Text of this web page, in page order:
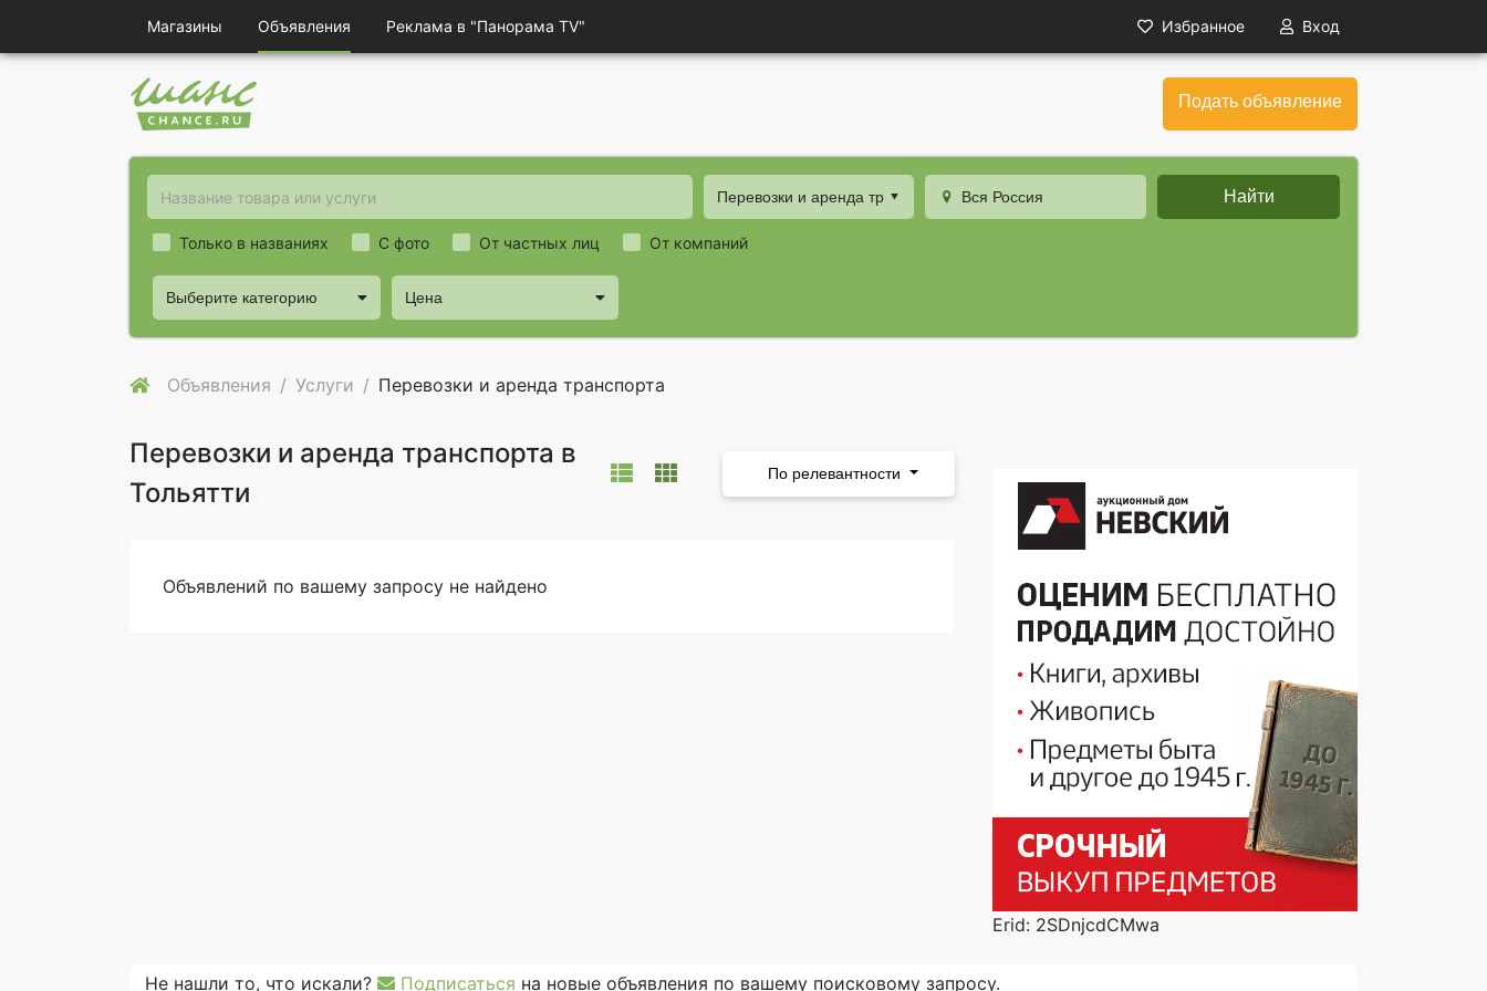
Магазины Объявления Реклама в "Панорама TV" Избранное Вход
Подать объявление
Перевозки и аренда транспорта Вся Россия Найти
Только в названиях
Выберите категорию Цена
С фото От частных лиц От компаний
Объявления Услуги Перевозки и аренда транспорта
Перевозки и аренда транспорта в
Тольятти
По релевантности
Объявлений по вашему запросу не найдено
Erid: 2SDnjcdCMwa
Не нашли то, что искали? Подписаться на новые объявления по вашему поисковому запросу.